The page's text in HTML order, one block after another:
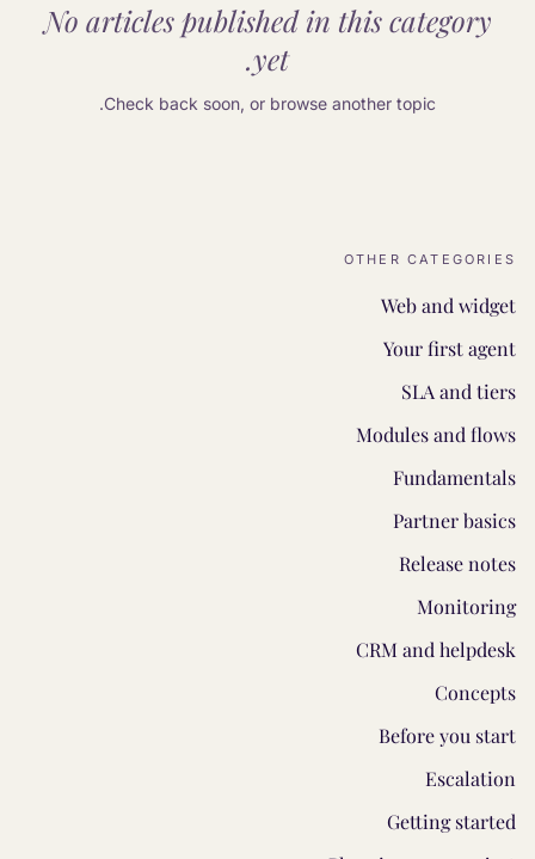
No articles published in this category
yet.
Check back soon, or browse another topic.
OTHER CATEGORIES
Web and widget
Your first agent
SLA and tiers
Modules and flows
Fundamentals
Partner basics
Release notes
Monitoring
CRM and helpdesk
Concepts
Before you start
Escalation
Getting started